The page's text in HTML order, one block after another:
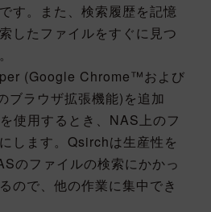
す。また、検索履歴を記憶
したファイルをすぐに見つ
(Google Chrome™および
ラウザ拡張機能)を追加
使用するとき、NAS上のフ
します。Qsirchは生産性を
のファイルの検索にかかっ
ので、他の作業に集中でき